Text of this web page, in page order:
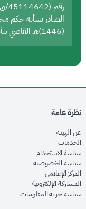
(1446)هـ القاضي بتأييد الحكم برفض الدعوى
نظرة عامة
عن الهيئةin new window
الخدماتin new window
سياسة الاستخدام
سياسة الخصوصيةwindow
المركز الإعلاميnew window
المشاركة الإلكترونيةwindow
سياسة حرية المعلومات